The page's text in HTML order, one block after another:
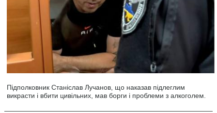
Підполковник Станіслав Лучанов, що наказав підлеглим
викрасти і вбити цивільних, мав борги і проблеми з алкоголем.